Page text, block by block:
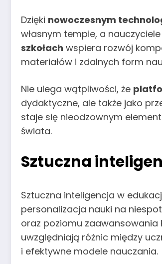
Dzięki nowoczesnym
własnym tempie, a
szkołach wspiera rozwój
materiałów i zdalnych form
Nie ulega wątpliwości, że
dydaktyczne, ale także jako
staje się nieodzownym
świata.
Sztuczna
Sztuczna inteligencja w
personalizacja nauki na
oraz poziomu zaawansowania
uwzględniają różnic między
i efektywne modele nauczania.